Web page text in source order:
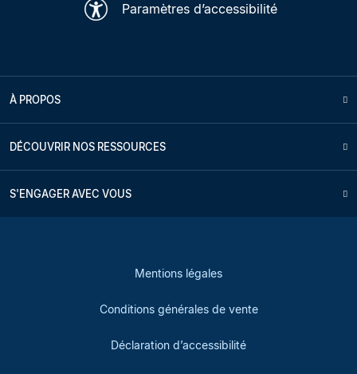
Paramètres d’accessibilité
À PROPOS
DÉCOUVRIR NOS RESSOURCES
S'ENGAGER AVEC VOUS
Mentions légales
Conditions générales de vente
Déclaration d’accessibilité